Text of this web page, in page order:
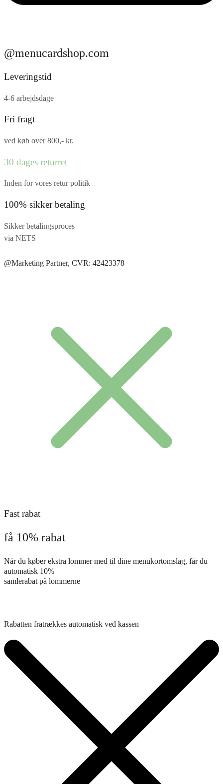
@menucardshop.com
Leveringstid
4-6 arbejdsdage
Fri fragt
ved køb over 800,- kr.
30 dages returret
Inden for vores retur politik
100% sikker betaling
Sikker betalingsproces
via NETS
@Marketing Partner, CVR: 42423378
Fast rabat
få 10% rabat
Når du køber ekstra lommer med til dine menukortomslag, får du
automatisk 10%
samlerabat på lommerne
Rabatten fratrækkes automatisk ved kassen